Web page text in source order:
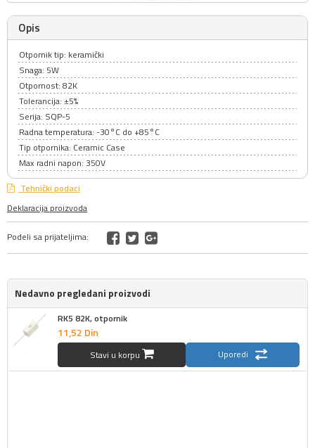
Opis
Otpornik tip: keramički
Snaga: 5W
Otpornost: 82K
Tolerancija: ±5%
Serija: SQP-5
Radna temperatura: -30°C do +85°C
Tip otpornika: Ceramic Case
Max radni napon: 350V
Tehnički podaci
Deklaracija proizvoda
Podeli sa prijateljima:
Nedavno pregledani proizvodi
RK5 82K, otpornik
11,52 Din
Stavi u korpu Uporedi